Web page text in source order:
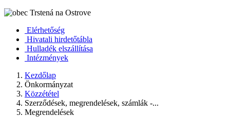
Elérhetőség
Hivatali hirdetőtábla
Hulladék elszállítása
Intézmények
Kezdőlap
Önkormányzat
Közzététel
Szerződések, megrendelések, számlák -...
Megrendelések